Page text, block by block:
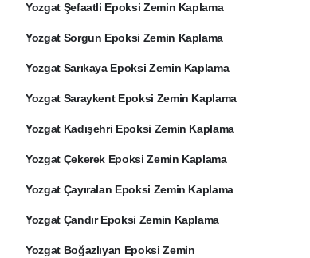
Yozgat Şefaatli Epoksi Zemin Kaplama
Yozgat Sorgun Epoksi Zemin Kaplama
Yozgat Sarıkaya Epoksi Zemin Kaplama
Yozgat Saraykent Epoksi Zemin Kaplama
Yozgat Kadışehri Epoksi Zemin Kaplama
Yozgat Çekerek Epoksi Zemin Kaplama
Yozgat Çayıralan Epoksi Zemin Kaplama
Yozgat Çandır Epoksi Zemin Kaplama
Yozgat Boğazlıyan Epoksi Zemin